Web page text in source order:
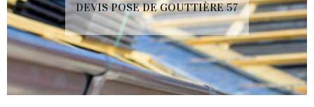
DEVIS POSE DE GOUTTIÈRE 57